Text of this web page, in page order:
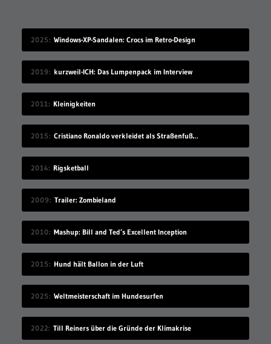
2025 Windows-XP-Sandalen: Crocs im Retro-Design
2019 kurzweil-ICH: Das Lumpenpack im Interview
2011 Kleinigkeiten
2015 Cristiano Ronaldo verkleidet als Straßenfußballer
2014 Rigsketball
2009 Trailer: Zombieland
2010 Mashup: Bill and Ted’s Excellent Inception
2015 Hund hält Ballon in der Luft
2025 Weltmeisterschaft im Hundesurfen
2022 Till Reiners über die Gründe der Klimakrise